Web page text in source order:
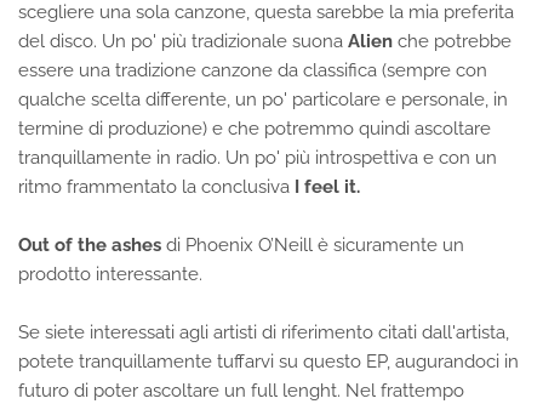
scegliere una sola canzone, questa sarebbe la mia preferita
del disco. Un po' più tradizionale suona Alien che potrebbe
essere una tradizione canzone da classifica (sempre con
qualche scelta differente, un po' particolare e personale, in
termine di produzione) e che potremmo quindi ascoltare
tranquillamente in radio. Un po' più introspettiva e con un
ritmo frammentato la conclusiva
I feel it.
Out of the ashes di Phoenix O’Neill è sicuramente un
prodotto interessante.
Se siete interessati agli artisti di riferimento citati dall'artista,
potete tranquillamente tuffarvi su questo EP, augurandoci in
futuro di poter ascoltare un full lenght. Nel frattempo